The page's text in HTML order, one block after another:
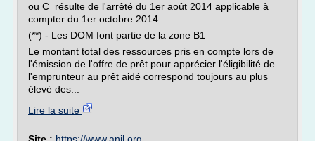
ou C résulte de l'arrêté du 1er août 2014 applicable à
compter du 1er octobre 2014.
(**) - Les DOM font partie de la zone B1
Le montant total des ressources pris en compte lors de
l'émission de l'offre de prêt pour apprécier l'éligibilité de
l'emprunteur au prêt aidé correspond toujours au plus
élevé des...
Lire la suite